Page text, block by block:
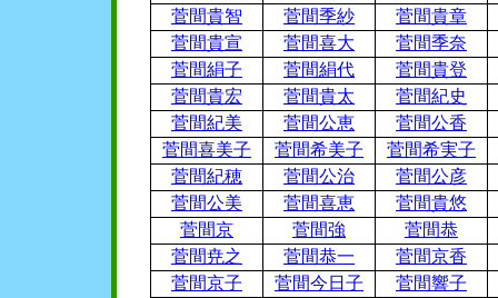
菅間貴智
菅間季紗
菅間貴章
菅間貴宣
菅間喜大
菅間季奈
菅間絹子
菅間絹代
菅間貴登
菅間貴宏
菅間貴太
菅間紀史
菅間紀美
菅間公恵
菅間公香
菅間喜美子
菅間希美子
菅間希実子
菅間紀穂
菅間公治
菅間公彦
菅間公美
菅間喜恵
菅間貴悠
菅間京
菅間強
菅間恭
菅間尭之
菅間恭一
菅間京香
菅間京子
菅間今日子
菅間響子